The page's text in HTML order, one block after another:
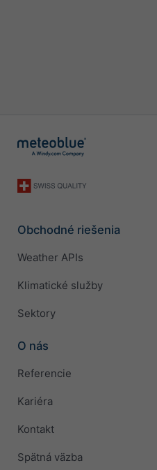
Obchodné riešenia
Weather APIs
Klimatické služby
Sektory
O nás
Referencie
Kariéra
Kontakt
Spätná väzba